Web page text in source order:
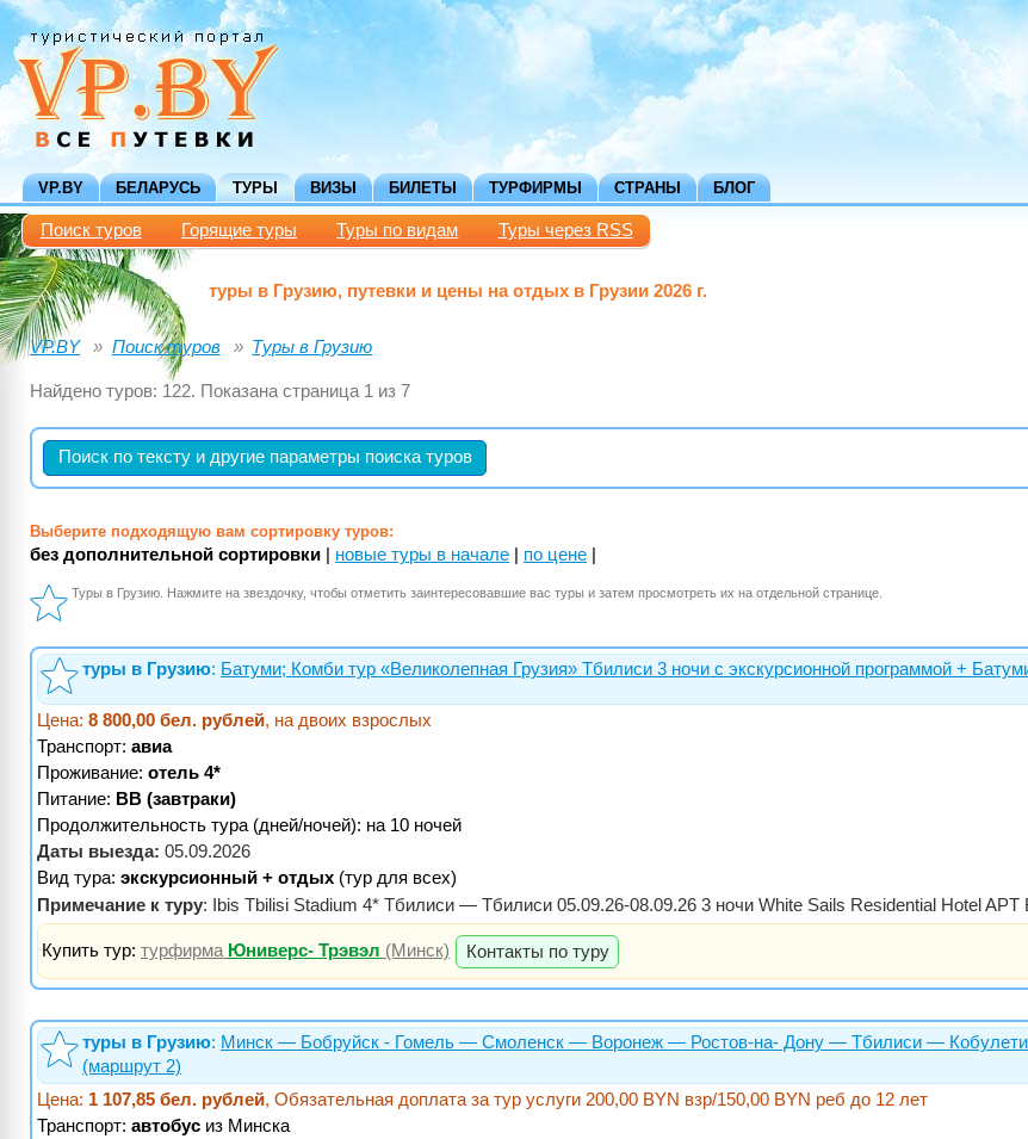
VP.BY БЕЛАРУСЬ ТУРЫ ВИЗЫ БИЛЕТЫ ТУРФИРМЫ СТРАНЫ БЛОГ
Поиск туров Горящие туры Туры по видам Туры через RSS
туры в Грузию, путевки и цены на отдых в Грузии 2026 г.
VP.BY Поиск туров Туры в Грузию
Найдено туров: 122. Показана страница 1 из 7
Поиск по тексту и другие параметры поиска туров
Выберите подходящую вам сортировку туров:
без дополнительной сортировки новые туры в начале по цене
Туры в Грузию. Нажмите на звездочку, чтобы отметить заинтересовавшие вас туры и затем просмотреть их на отдельной странице.
туры в Грузию: Батуми; Комби тур «Великолепная Грузия» Тбилиси 3 ночи с экскурсионной программой +
Цена: 8 800,00 бел. рублей, на двоих взрослых
Транспорт: авиа
Проживание: отель 4*
Питание: BB (завтраки)
Продолжительность тура (дней/ночей): на 10 ночей
Даты выезда: 05.09.2026
Вид тура: экскурсионный + отдых (тур для всех)
Примечание к туру: Ibis Tbilisi Stadium 4* Тбилиси — Тбилиси 05.09.26-08.09.26 3 ночи White Sails Residential Hotel
Купить тур: турфирма Юниверс- Трэвэл (Минск) Контакты по туру
туры в Грузию: Минск — Бобруйск - Гомель — Смоленск — Воронеж — Ростов-на- Дону — Тбилиси — Кобулети/
(маршрут 2)
Цена: 1 107,85 бел. рублей, Обязательная доплата за тур услуги 200,00 BYN взр/150,00 BYN реб до 12 лет
Транспорт: автобус из Минска